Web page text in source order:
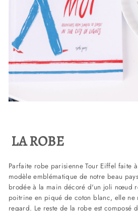
LA ROBE
Parfaite robe parisienne Tour Eiffel faite
modèle emblématique de notre beau
brodée à la main décoré d'un joli nœud
poitrine en piqué de coton blanc, elle ne
regard. Le reste de la robe est composé